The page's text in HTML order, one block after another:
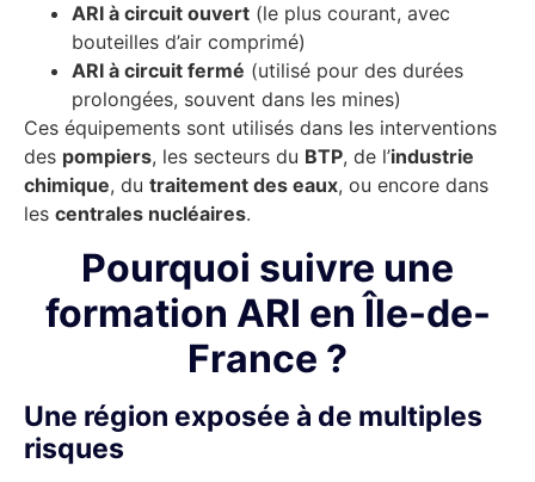
ARI à circuit ouvert (le plus courant, avec
bouteilles d’air comprimé)
ARI à circuit fermé (utilisé pour des durées
prolongées, souvent dans les mines)
Ces équipements sont utilisés dans les interventions
des pompiers, les secteurs du BTP, de l’industrie
chimique, du traitement des eaux, ou encore dans
les centrales nucléaires.
Pourquoi suivre une
formation ARI en Île-de-
France ?
Une région exposée à de multiples
risques